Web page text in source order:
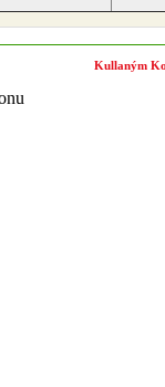
Kullaným